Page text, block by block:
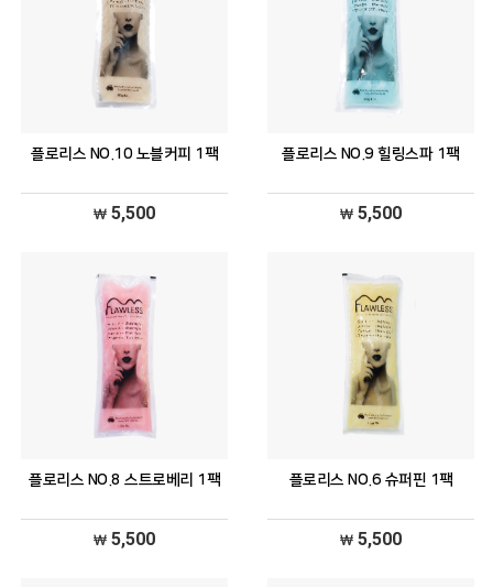
플로리스 NO.10 노블커피 1팩
5,500
플로리스 NO.9 힐링스파 1팩
5,500
플로리스 NO.8 스트로베리 1팩
5,500
플로리스 NO.6 슈퍼핀 1팩
5,500